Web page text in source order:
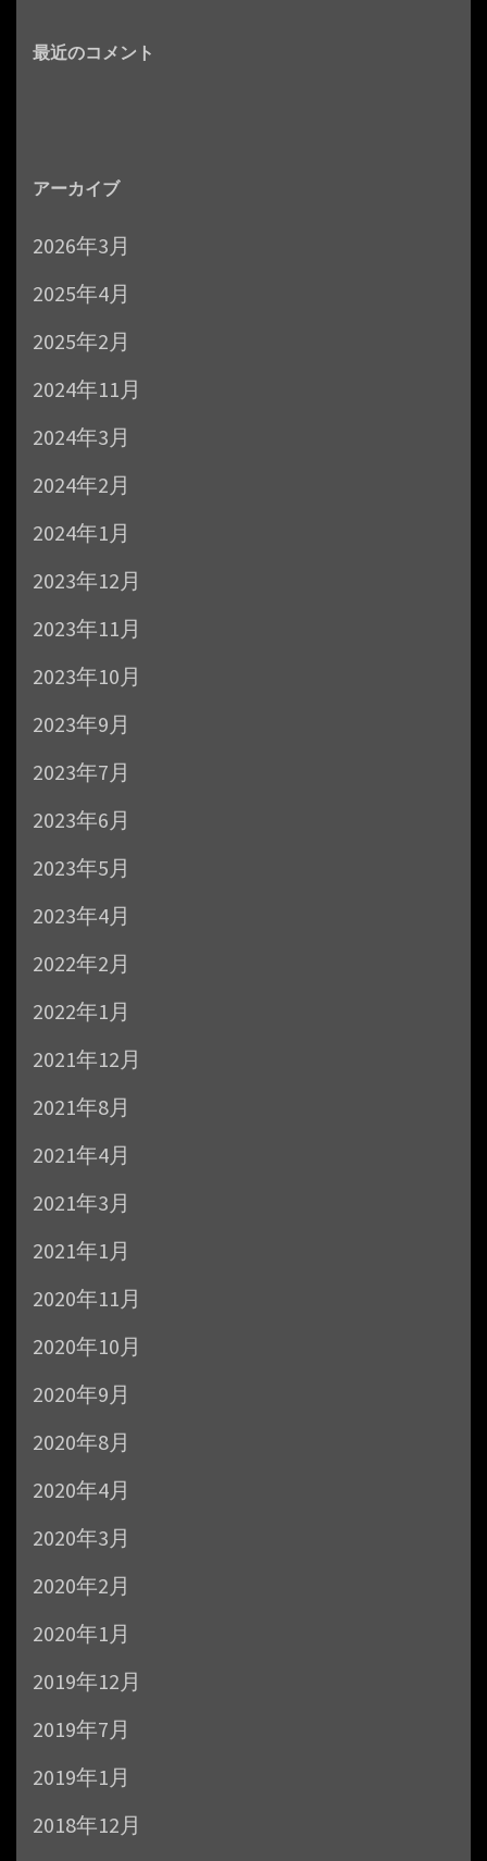
最近のコメント
アーカイブ
2026年3月
2025年4月
2025年2月
2024年11月
2024年3月
2024年2月
2024年1月
2023年12月
2023年11月
2023年10月
2023年9月
2023年7月
2023年6月
2023年5月
2023年4月
2022年2月
2022年1月
2021年12月
2021年8月
2021年4月
2021年3月
2021年1月
2020年11月
2020年10月
2020年9月
2020年8月
2020年4月
2020年3月
2020年2月
2020年1月
2019年12月
2019年7月
2019年1月
2018年12月